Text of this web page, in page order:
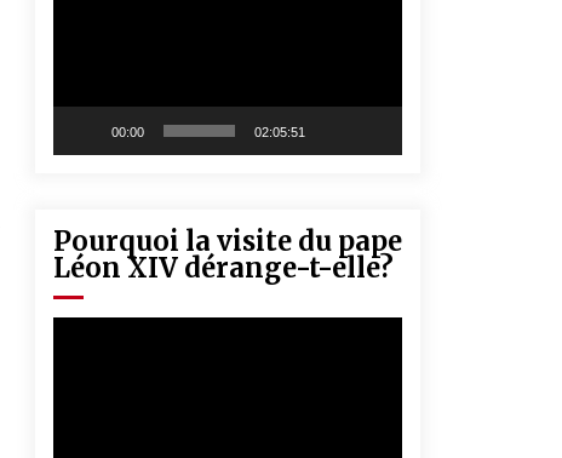
00:00 02:05:51
Pourquoi la visite du pape
Léon XIV dérange-t-elle?